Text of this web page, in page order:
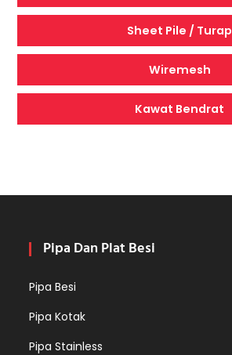
Sheet Pile / Turap
Wiremesh
Kawat Bendrat
Pipa Dan Plat Besi
Pipa Besi
Pipa Kotak
Pipa Stainless